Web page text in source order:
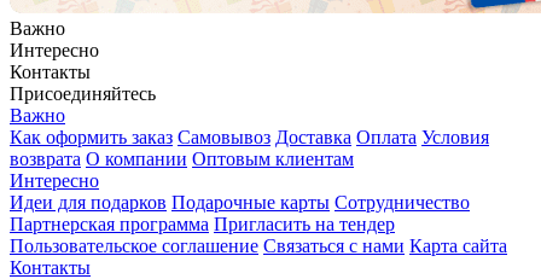
Важно
Интересно
Контакты
Присоединяйтесь
Важно
Как оформить заказ Самовывоз Доставка Оплата Условия
возврата О компании Оптовым клиентам
Интересно
Идеи для подарков Подарочные карты Сотрудничество
Партнерская программа Пригласить на тендер
Пользовательское соглашение Связаться с нами Карта сайта
Контакты